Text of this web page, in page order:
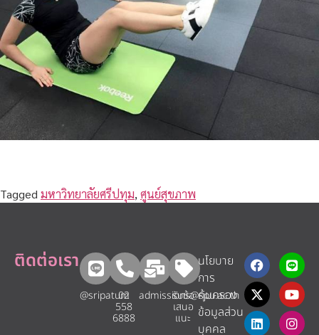
Tagged มหาวิทยาลัยศรีปทุม, ศูนย์สุขภาพ
ติดต่อเรา
@sripatum
02
558
6888
admissions@spu.ac.th
รับข้อ
เสนอ
แนะ​
นโยบาย
การ
คุ้มครอง
ข้อมูลส่วน
บุคคล